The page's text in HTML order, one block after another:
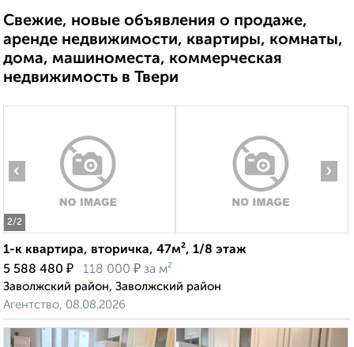
Свежие, новые объявления о продаже,
аренде недвижимости, квартиры, комнаты,
дома, машиноместа, коммерческая
недвижимость в Твери
2/2
‹ ›
1-к квартира, вторичка, 47м², 1/8 этаж
5 588 480 ₽ 118 000 ₽ за м²
Заволжский район, Заволжский район
Агентство, 08.08.2026